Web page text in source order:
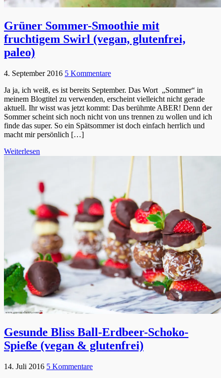
Grüner Sommer-Smoothie mit
fruchtigem Swirl (vegan, glutenfrei,
paleo)
4. September 2016 5 Kommentare
Ja ja, ich weiß, es ist bereits September. Das Wort „Sommer“ in
meinem Blogtitel zu verwenden, erscheint vielleicht nicht gerade
aktuell. Ihr wisst was jetzt kommt: Das berühmte ABER! Denn der
Sommer scheint sich noch nicht von uns trennen zu wollen und ich
finde das super. So ein Spätsommer ist doch einfach herrlich und
macht mir persönlich […]
Weiterlesen
Gesunde Bliss Ball-Erdbeer-Schoko-
Spieße (vegan & glutenfrei)
14. Juli 2016 5 Kommentare